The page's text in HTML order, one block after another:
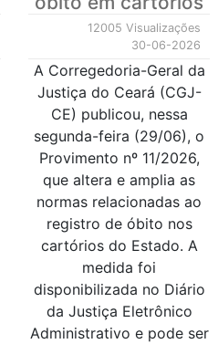
12005 Visualizações
30-06-2026
A Corregedoria-Geral da
Justiça do Ceará (CGJ-
CE) publicou, nessa
segunda-feira (29/06), o
Provimento nº 11/2026,
que altera e amplia as
normas relacionadas ao
registro de óbito nos
cartórios do Estado. A
medida foi
disponibilizada no Diário
da Justiça Eletrônico
Administrativo e pode ser